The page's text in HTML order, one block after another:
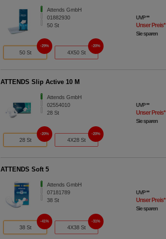
Attends GmbH
01882930
50St
UVP**
Unser Preis*
Sie sparen
50 St
29%
4X50 St
20%
ATTENDS Slip Active 10 M
Attends GmbH
02554010
28St
UVP**
Unser Preis*
Sie sparen
28 St
20%
4X28 St
20%
ATTENDS Soft 5
Attends GmbH
07181789
38St
UVP**
Unser Preis*
Sie sparen
38 St
41%
4X38 St
31%